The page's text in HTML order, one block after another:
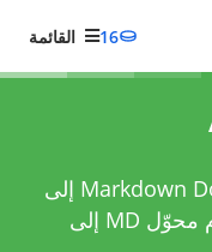
16 القائمة
حوّل ملفك من Markdown Documentation File إلى
محوّل MD إلى